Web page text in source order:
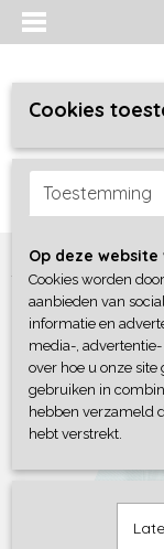
Inloggen Registreren
Home >Jongens
Cookies
Toestemming
Op deze
Cookies worden
aanbieden van
informatie en
media-,
over hoe u onze
gebruiken in
hebben verzameld
hebt verstrekt.